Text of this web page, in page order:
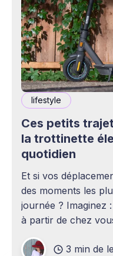
lifestyle
Ces petits
la trottinette
quotidien
Et si vos
des moments les
journée ? Imaginez
à partir de chez
sans contraintes.
3 min de